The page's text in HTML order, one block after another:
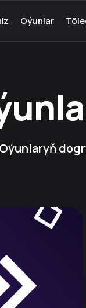
Mumble
Oýunlar
Oýunlar üçin
programmalar
Android üçin
Oýunlaryň